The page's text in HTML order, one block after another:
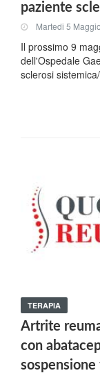
paziente
Martedi 5
Il prossimo 9
dell'Ospedale
sclerosi
TERAPIA
Artrite
con
sospensione